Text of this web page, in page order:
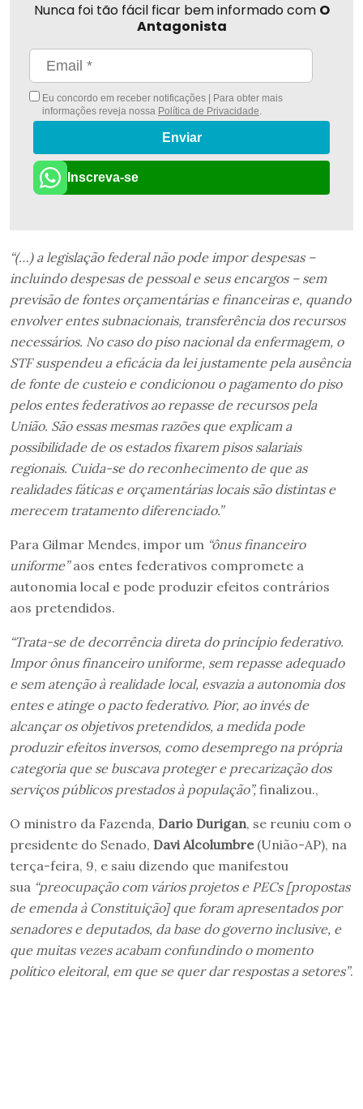
Nunca foi tão fácil ficar bem informado com O
Antagonista
Eu concordo em receber notificações | Para obter mais
informações reveja nossa Política de Privacidade.
Enviar
Inscreva-se
“(…) a legislação federal não pode impor despesas –
incluindo despesas de pessoal e seus encargos – sem
previsão de fontes orçamentárias e financeiras e, quando
envolver entes subnacionais, transferência dos recursos
necessários. No caso do piso nacional da enfermagem, o
STF suspendeu a eficácia da lei justamente pela ausência
de fonte de custeio e condicionou o pagamento do piso
pelos entes federativos ao repasse de recursos pela
União. São essas mesmas razões que explicam a
possibilidade de os estados fixarem pisos salariais
regionais. Cuida-se do reconhecimento de que as
realidades fáticas e orçamentárias locais são distintas e
merecem tratamento diferenciado.”
Para Gilmar Mendes, impor um “ônus financeiro
uniforme”aos entes federativos compromete a
autonomia local e pode produzir efeitos contrários
aos pretendidos.
“Trata-se de decorrência direta do princípio federativo.
Impor ônus financeiro uniforme, sem repasse adequado
e sem atenção à realidade local, esvazia a autonomia dos
entes e atinge o pacto federativo. Pior, ao invés de
alcançar os objetivos pretendidos, a medida pode
produzir efeitos inversos, como desemprego na própria
categoria que se buscava proteger e precarização dos
serviços públicos prestados à população”, finalizou.,
O ministro da Fazenda, Dario Durigan, se reuniu com o
presidente do Senado, Davi Alcolumbre(União-AP), na
terça-feira, 9, e saiu dizendo que manifestou
sua “preocupação com vários projetos e PECs [propostas
de emenda à Constituição] que foram apresentados por
senadores e deputados, da base do governo inclusive, e
que muitas vezes acabam confundindo o momento
político eleitoral, em que se quer dar respostas a setores”.